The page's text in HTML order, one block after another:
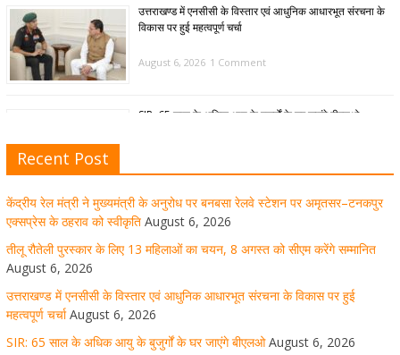
उत्तराखण्ड में एनसीसी के विस्तार एवं आधुनिक आधारभूत संरचना के
विकास पर हुई महत्वपूर्ण चर्चा
August 6, 2026 1 Comment
SIR: 65 साल के अधिक आयु के बुजुर्गों के घर जाएंगे बीएलओ
मुख्यमंत्री पुष्कर सिंह धामी ने हरकी पैड़ी से लेकर कांवड़ यात्रा मार्ग
पर हेलीकॉप्टर से शिवभक्तों पर पुष्पवर्षा कर उनका स्वागत किया गया
Recent Post
केंद्रीय रेल मंत्री ने मुख्यमंत्री के अनुरोध पर बनबसा रेलवे स्टेशन पर अमृतसर–टनकपुर
एक्सप्रेस के ठहराव को स्वीकृति August 6, 2026
तीलू रौतेली पुरस्कार के लिए 13 महिलाओं का चयन, 8 अगस्त को सीएम करेंगे सम्मानित
August 6, 2026
उत्तराखण्ड में एनसीसी के विस्तार एवं आधुनिक आधारभूत संरचना के विकास पर हुई
महत्वपूर्ण चर्चा August 6, 2026
SIR: 65 साल के अधिक आयु के बुजुर्गों के घर जाएंगे बीएलओ August 6, 2026